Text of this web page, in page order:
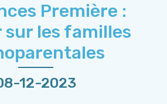
Première :
sur les familles
12-2023